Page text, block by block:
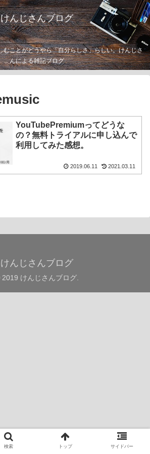
けんじさんブログ
むことがどうやら「自分らしさ」らしい。けんじさ
んによる雑記ブログ
YouTubePremiumってどうな
の？無料トライアルに申し込んで
利用してみた感想。
2019.06.11 2021.03.11
けんじさんブログ
けんじさんブログ.
検索 トップ サイドバー